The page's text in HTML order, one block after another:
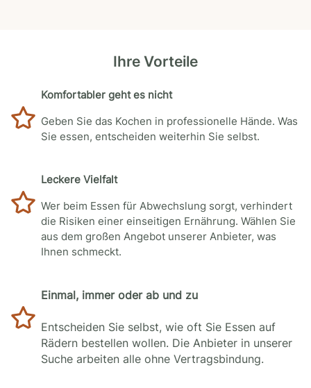
Ihre Vorteile
Komfortabler geht es nicht
Geben Sie das Kochen in professionelle Hände. Was
Sie essen, entscheiden weiterhin Sie selbst.
Leckere Vielfalt
Wer beim Essen für Abwechslung sorgt, verhindert
die Risiken einer einseitigen Ernährung. Wählen Sie
aus dem großen Angebot unserer Anbieter, was
Ihnen schmeckt.
Einmal, immer oder ab und zu
Entscheiden Sie selbst, wie oft Sie Essen auf
Rädern bestellen wollen. Die Anbieter in unserer
Suche arbeiten alle ohne Vertragsbindung.